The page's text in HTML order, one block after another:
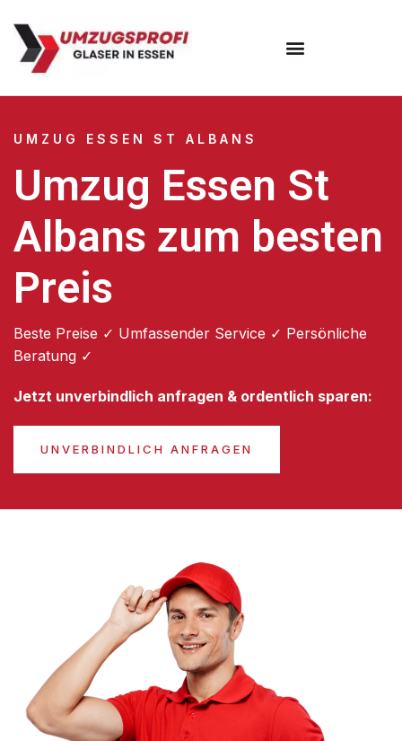
UMZUG ESSEN ST ALBANS
Umzug Essen St
Albans zum besten
Preis
Beste Preise ✓ Umfassender Service ✓ Persönliche
Beratung ✓
Jetzt unverbindlich anfragen & ordentlich sparen:
UNVERBINDLICH ANFRAGEN